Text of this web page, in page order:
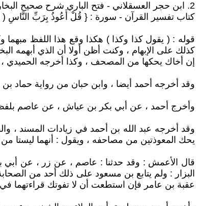
2. ابن حجر العسقلاني - فتح الباري شرح صحيح البخاري
كتاب تفسير القرآن - سورة : { قُلْ أَعُوذُ بِرَبِّ النَّاسِ (
قوله : ( يقول كذا وكذا ) هكذا وقع هذا اللفظ
كذلك على الإبهام ، وكنت أظن أولا أن الذي أبهمه
إن أخاك يحكها من المصحف ، وكذا أخرجه الحميدي
وقد أخرجه أحمد أيضا ، وابن حبان من رواية حماد
وأخرج أحمد ، عن أبي بكر بن عياش ، عن عاصم بلفظ :
وقد أخرجه عبد الله بن أحمد في زيادات المسند ،
يحك المعوذتين من مصاحفه ، ويقول : أنهما ليستا من
قال الأعمش : وقد حدثنا : عاصم ، عن زر ، عن أبي
البزار : ولم يتابع بن مسعود على ذلك أحد من
عقبة بن عامر فإن استطعت أن لا تفوتك قراءتهما